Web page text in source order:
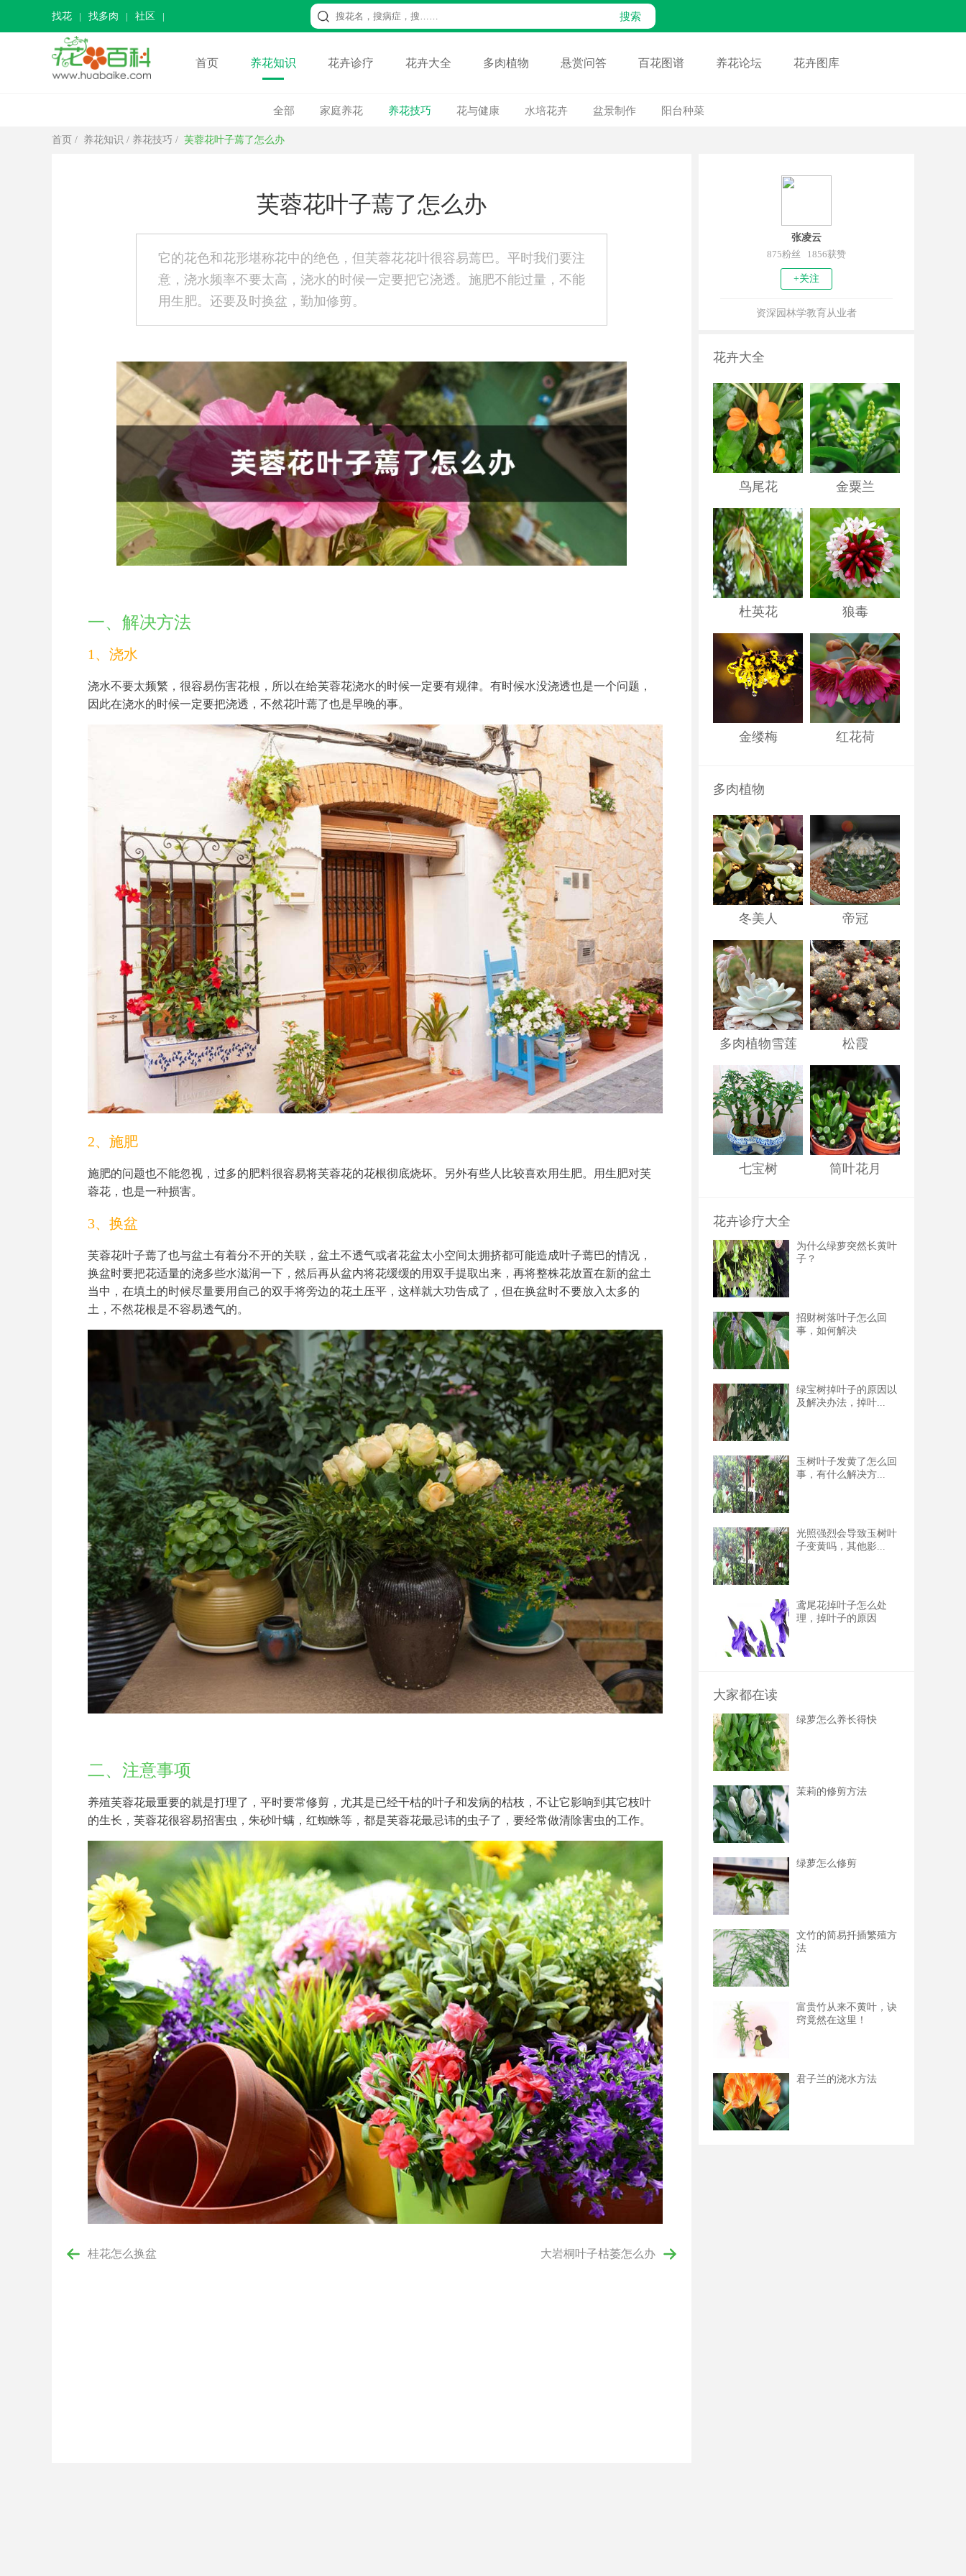
找花 找多肉 社区
首页 养花知识 花卉诊疗 花卉大全 多肉植物 悬赏问答 百花图谱 养花论坛 花卉图库
全部 家庭养花 养花技巧 花与健康 水培花卉 盆景制作 阳台种菜
首页 / 养花知识 / 养花技巧 / 芙蓉花叶子蔫了怎么办
芙蓉花叶子蔫了怎么办
它的花色和花形堪称花中的绝色，但芙蓉花花叶很容易蔫巴。平时我们要注
意，浇水频率不要太高，浇水的时候一定要把它浇透。施肥不能过量，不能
用生肥。还要及时换盆，勤加修剪。
一、解决方法
1、浇水
浇水不要太频繁，很容易伤害花根，所以在给芙蓉花浇水的时候一定要有规律。有时候水没浇透也是一个问题，
因此在浇水的时候一定要把浇透，不然花叶蔫了也是早晚的事。
2、施肥
施肥的问题也不能忽视，过多的肥料很容易将芙蓉花的花根彻底烧坏。另外有些人比较喜欢用生肥。用生肥对芙
蓉花，也是一种损害。
3、换盆
芙蓉花叶子蔫了也与盆土有着分不开的关联，盆土不透气或者花盆太小空间太拥挤都可能造成叶子蔫巴的情况，
换盆时要把花适量的浇多些水滋润一下，然后再从盆内将花缓缓的用双手提取出来，再将整株花放置在新的盆土
当中，在填土的时候尽量要用自己的双手将旁边的花土压平，这样就大功告成了，但在换盆时不要放入太多的
土，不然花根是不容易透气的。
二、注意事项
养殖芙蓉花最重要的就是打理了，平时要常修剪，尤其是已经干枯的叶子和发病的枯枝，不让它影响到其它枝叶
的生长，芙蓉花很容易招害虫，朱砂叶螨，红蜘蛛等，都是芙蓉花最忌讳的虫子了，要经常做清除害虫的工作。
桂花怎么换盆 大岩桐叶子枯萎怎么办
张凌云
875粉丝 1856获赞
+关注
资深园林学教育从业者
花卉大全
鸟尾花 金粟兰
杜英花 狼毒
金缕梅 红花荷
多肉植物
冬美人 帝冠
多肉植物雪莲 松霞
七宝树 筒叶花月
花卉诊疗大全
为什么绿萝突然长黄叶
子？
招财树落叶子怎么回
事，如何解决
绿宝树掉叶子的原因以
及解决办法，掉叶...
玉树叶子发黄了怎么回
事，有什么解决方...
光照强烈会导致玉树叶
子变黄吗，其他影...
鸢尾花掉叶子怎么处
理，掉叶子的原因
大家都在读
绿萝怎么养长得快
茉莉的修剪方法
绿萝怎么修剪
文竹的简易扦插繁殖方
法
富贵竹从来不黄叶，诀
窍竟然在这里！
君子兰的浇水方法